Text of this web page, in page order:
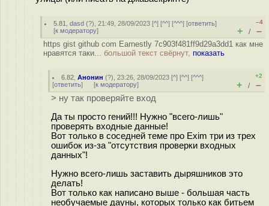
5.81 ,dasd (?), 21:49, 28/09/2023 [^] [^^] [^^^] [ответить]
[к модератору]
–4
+ / –
https gist github com Earnestly 7c903f481ff9d29a3dd1 как мне
нравятся таки... большой текст свёрнут, показать
6.82 ,Анонин (?), 23:26, 28/09/2023 [^] [^^] [^^^]
[ответить] [к модератору]
+2
+ / –
> ну так проверяйте вход
Да ты просто гений!!! Нужно "всего-лишь"
проверять входные данные!
Вот только в соседней теме про Exim три из трех
ошибок из-за "отсутствия проверки входных
данных"!
Нужно всего-лишь заставить дыряшников это
делать!
Вот только как написано выше - большая часть
необучаемые дауны, которых только как битьем